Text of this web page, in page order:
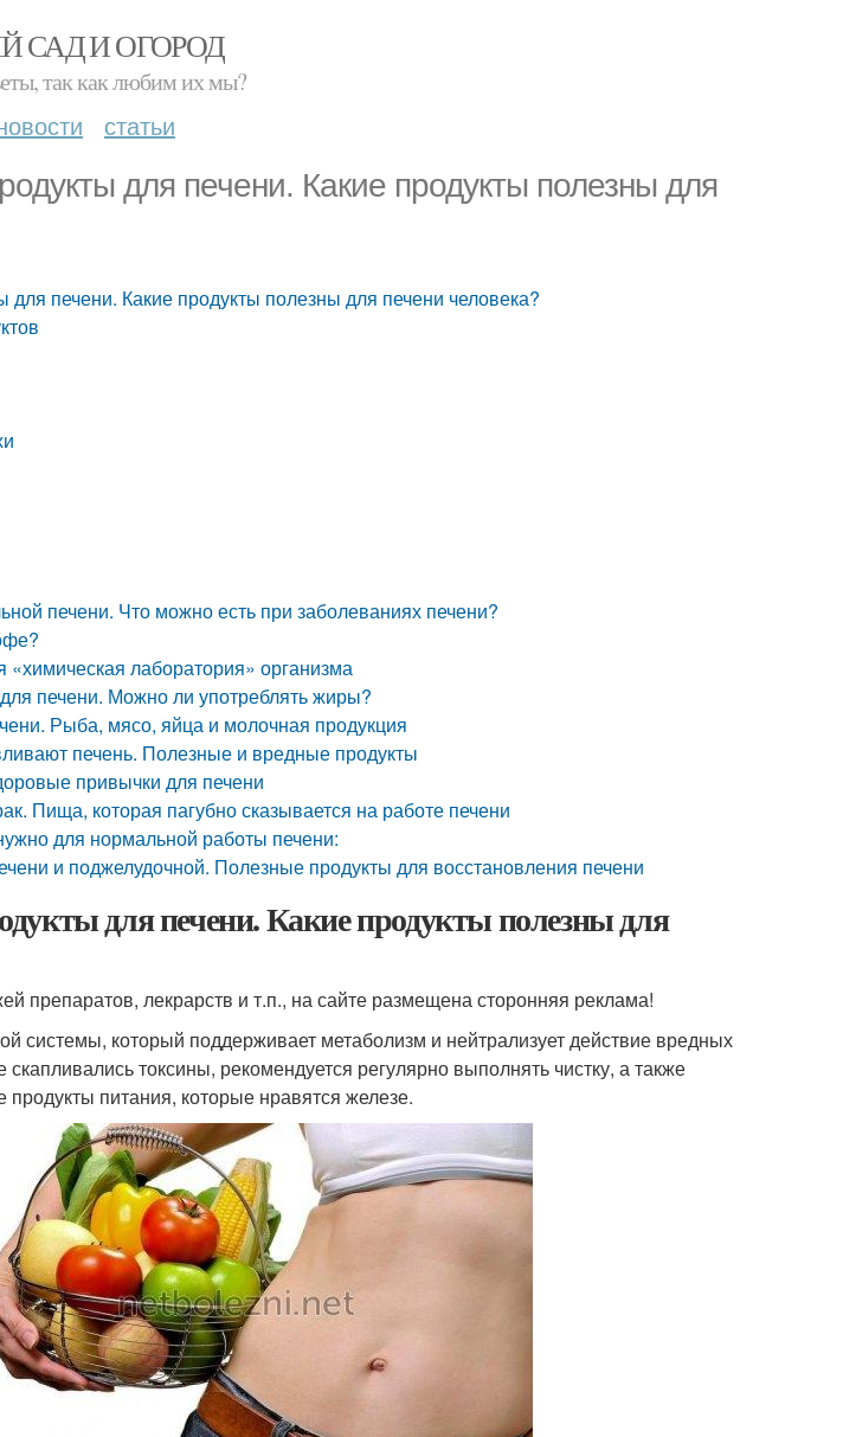
САД И ОГОРОД
так как любим их мы?
статьи
для печени. Какие продукты полезны для
печени. Какие продукты полезны для печени человека?
печени. Что можно есть при заболеваниях печени?
«химическая лаборатория» организма
печени. Можно ли употреблять жиры?
Рыба, мясо, яйца и молочная продукция
печень. Полезные и вредные продукты
привычки для печени
Пища, которая пагубно сказывается на работе печени
для нормальной работы печени:
и поджелудочной. Полезные продукты для восстановления печени
для печени. Какие продукты полезны для
препаратов, лекрарств и т.п., на сайте размещена сторонняя реклама!
системы, который поддерживает метаболизм и нейтрализует действие вредных
токсины, рекомендуется регулярно выполнять чистку, а также
питания, которые нравятся железе.